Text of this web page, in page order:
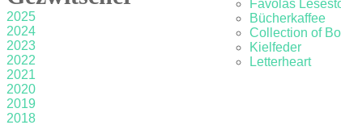
2025
2024
2023
2022
2021
2020
2019
2018
Favolas
Bücherkaffee
Collection of
Kielfeder
Letterheart